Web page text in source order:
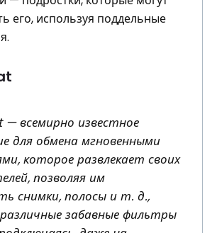
его, используя поддельные
— всемирно известное
для обмена мгновенными
которое развлекает своих
позволяя им
снимки, полосы и т. д.,
различные забавные фильтры